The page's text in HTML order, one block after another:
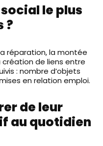
le plus
?
réparation, la montée
de liens entre
: nombre d’objets
en relation emploi.
de leur
au quotidien